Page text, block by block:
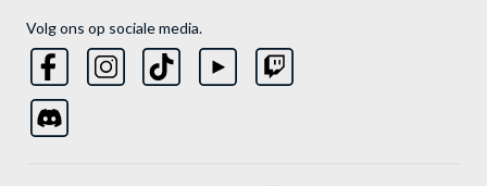
Volg ons op sociale media.